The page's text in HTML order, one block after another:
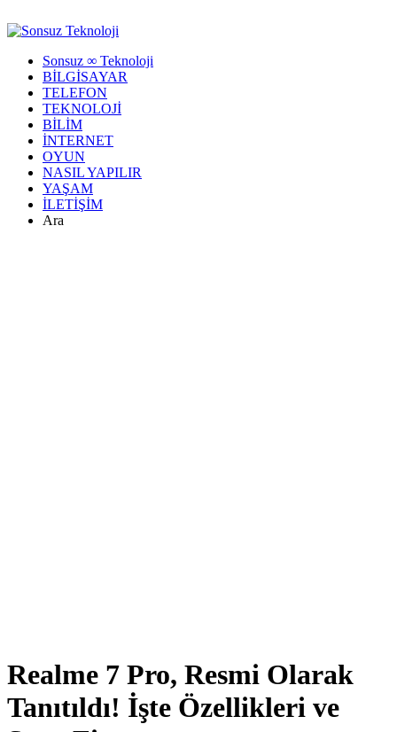
Sonsuz ∞ Teknoloji
BİLGİSAYAR
TELEFON
TEKNOLOJİ
BİLİM
İNTERNET
OYUN
NASIL YAPILIR
YAŞAM
İLETİŞİM
Ara
Realme 7 Pro, Resmi Olarak
Tanıtıldı! İşte Özellikleri ve